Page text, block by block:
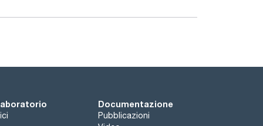
Documentazione
Pubblicazioni